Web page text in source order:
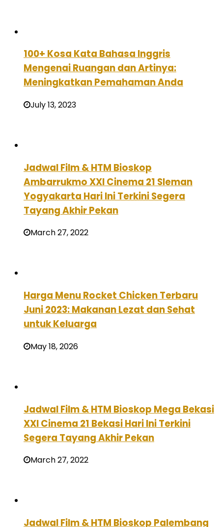
100+ Kosa Kata Bahasa Inggris
Mengenai Ruangan dan Artinya:
Meningkatkan Pemahaman Anda
July 13, 2023
Jadwal Film & HTM Bioskop
Ambarrukmo XXI Cinema 21 Sleman
Yogyakarta Hari Ini Terkini Segera
Tayang Akhir Pekan
March 27, 2022
Harga Menu Rocket Chicken Terbaru
Juni 2023: Makanan Lezat dan Sehat
untuk Keluarga
May 18, 2026
Jadwal Film & HTM Bioskop Mega Bekasi
XXI Cinema 21 Bekasi Hari Ini Terkini
Segera Tayang Akhir Pekan
March 27, 2022
Jadwal Film & HTM Bioskop Palembang